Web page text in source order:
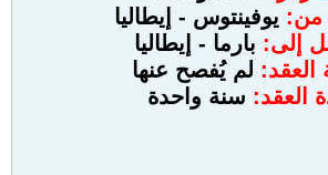
من: يوفينتوس - إيطاليا
إلى: بارما - إيطاليا
العقد: لم يُفصح عنها
العقد: سنة واحدة